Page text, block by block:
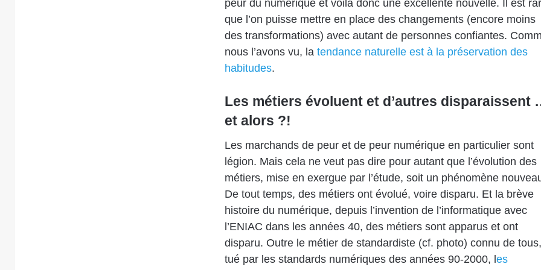
peur du numérique et voilà donc une excellente nouvelle. Il est
que l’on puisse mettre en place des changements (encore moins
des transformations) avec autant de personnes confiantes.
nous l’avons vu, la tendance naturelle est à la préservation des
habitudes.
Les métiers évoluent et d’autres disparaissent
et alors ?!
Les marchands de peur et de peur numérique en particulier sont
légion. Mais cela ne veut pas dire pour autant que l’évolution des
métiers, mise en exergue par l’étude, soit un phénomène
De tout temps, des métiers ont évolué, voire disparu. Et la brève
histoire du numérique, depuis l’invention de l’informatique avec
l’ENIAC dans les années 40, des métiers sont apparus et ont
disparu. Outre le métier de standardiste (cf. photo) connu de tous,
tué par les standards numériques des années 90-2000, les